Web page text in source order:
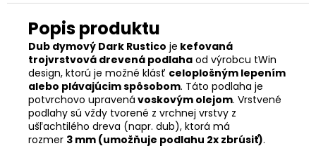
Dub dymový Dark Rustico je kefovaná
trojvrstvová drevená podlaha od výrobcu tWin
design, ktorú je možné klásť celoplošným lepením
alebo plávajúcim spôsobom. Táto podlaha je
potvrchovo upravená voskovým olejom. Vrstvené
podlahy sú vždy tvorené z vrchnej vrstvy z
ušľachtilého dreva (napr. dub), ktorá má
rozmer 3 mm (umožňuje podlahu 2x zbrúsiť).